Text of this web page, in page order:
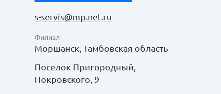
s-servis@mp.net.ru
Филиал
Моршанск, Тамбовская область
Поселок Пригородный,
Покровского, 9